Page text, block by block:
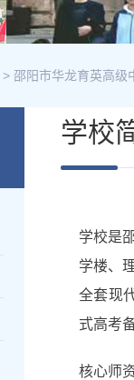
> 邵阳市华龙育英高级
学校
学校是
学楼、
全套现
式高考
核心师